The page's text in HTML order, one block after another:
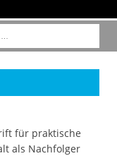
für praktische
als Nachfolger